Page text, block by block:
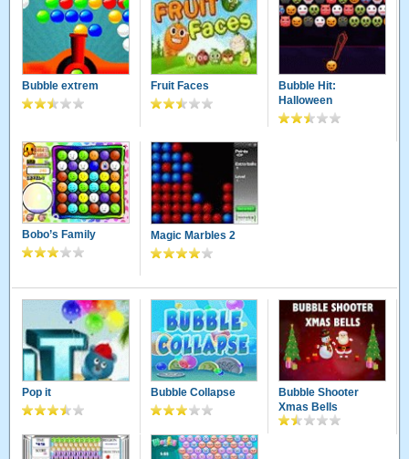
Bubble extrem Fruit Faces
Bubble Hit:
Halloween
Bobo’s Family Magic Marbles 2
Pop it Bubble Collapse
Bubble Shooter
Xmas Bells